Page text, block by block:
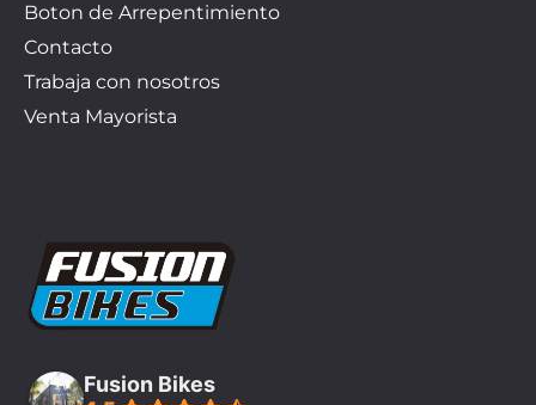
Boton de Arrepentimiento
Contacto
Trabaja con nosotros
Venta Mayorista
Fusion Bikes